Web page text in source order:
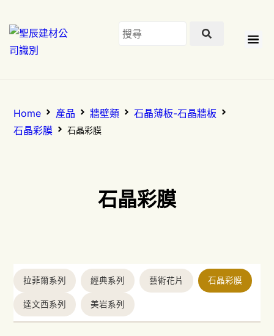
Home 產品 牆壁類
石晶薄板-石晶牆板
石晶彩膜
石晶彩膜
石晶彩膜
拉菲爾系列 經典系列 藝術花片 石晶彩膜
達文西系列 美岩系列